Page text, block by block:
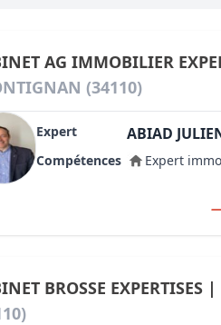
Règles d’urbanisme
Pathologies des
Lecture et
Droit de
Estimer le droit au bail
AG IMMOBILIER
(34110)
Expert ABIAD
Compétences Expert
BROSSE EXPERTISES |